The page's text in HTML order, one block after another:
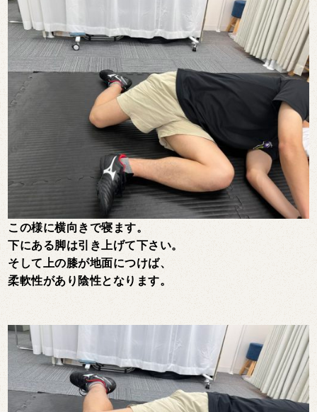
この様に横向きで寝ます。
下にある脚は引き上げて下さい。
そして上の膝が地面につけば、
柔軟性があり陰性となります。